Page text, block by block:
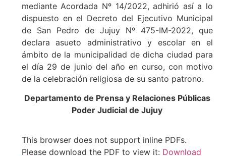
mediante Acordada Nº 14/2022, adhirió así a lo
dispuesto en el Decreto del Ejecutivo Municipal
de San Pedro de Jujuy Nº 475-IM-2022, que
declara asueto administrativo y escolar en el
ámbito de la municipalidad de dicha ciudad para
el día 29 de junio del año en curso, con motivo
de la celebración religiosa de su santo patrono.
Departamento de Prensa y Relaciones Públicas
Poder Judicial de Jujuy
This browser does not support inline PDFs.
Please download the PDF to view it: Download